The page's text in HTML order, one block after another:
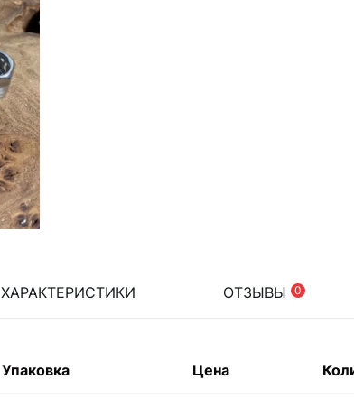
ХАРАКТЕРИСТИКИ ОТЗЫВЫ 0
Упаковка Цена